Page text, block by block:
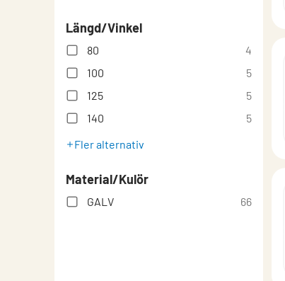
Längd/Vinkel
80
4
100
5
125
5
140
5
Fler alternativ
Material/Kulör
GALV 66